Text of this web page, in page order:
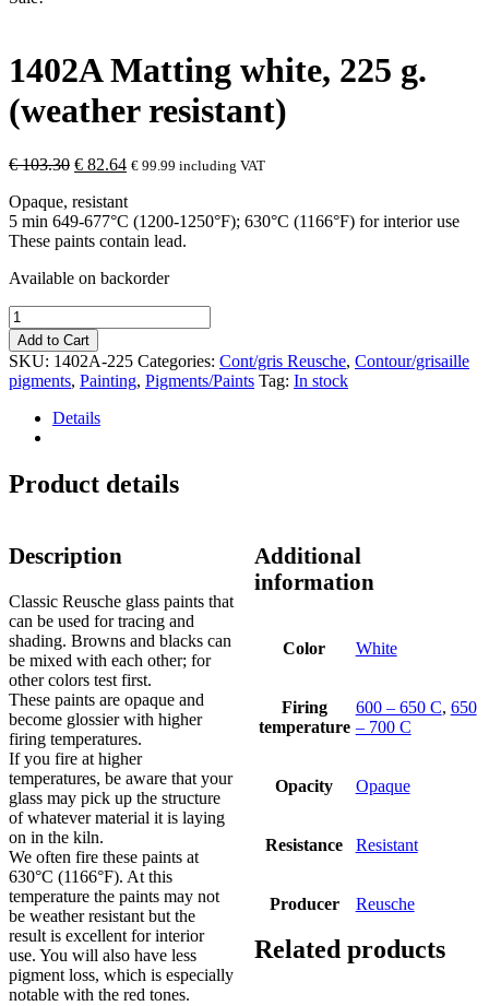
1402A Matting white, 225 g.
(weather resistant)
€103.30 Original
was:
€ 103.30.
€ 82.64Current
is:
€ 82.64.
€ 99.99 including VAT
Opaque, resistant
5 min 649-677°C (1200-1250°F); 630°C (1166°F) for interior use
These paints contain lead.
Available on backorder
1402A
Matting
white,
225
g.
(weather
resistant)
Add to Cart
SKU: 1402A-225 Categories: Cont/gris Reusche, Contour/grisaille
pigments, Painting, Pigments/Paints Tag: In stock
Details
Product details
Description
Classic Reusche glass paints that
can be used for tracing and
shading. Browns and blacks can
be mixed with each other; for
other colors test first.
These paints are opaque and
become glossier with higher
firing temperatures.
If you fire at higher
temperatures, be aware that your
glass may pick up the structure
of whatever material it is laying
on in the kiln.
We often fire these paints at
630°C (1166°F). At this
temperature the paints may not
be weather resistant but the
result is excellent for interior
use. You will also have less
pigment loss, which is especially
notable with the red tones.
Additional
information
Color White
Firing
temperature
600 – 650 C, 650
– 700 C
Opacity Opaque
Resistance Resistant
Producer Reusche
Related products